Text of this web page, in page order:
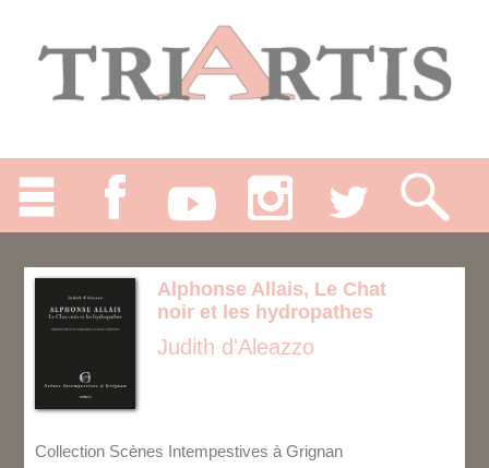
Alphonse Allais, Le Chat
noir et les hydropathes
Judith d'Aleazzo
Collection Scènes Intempestives à Grignan